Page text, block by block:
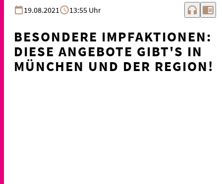
19.08.2021
13:55 Uhr headphones chrome_reader_mode
BESONDERE IMPFAKTIONEN:
DIESE ANGEBOTE GIBT'S IN
MÜNCHEN UND DER REGION!